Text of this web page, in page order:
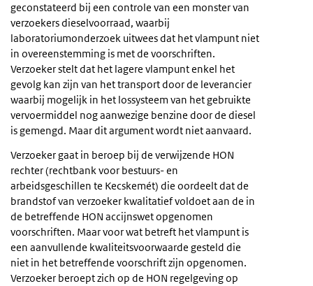
geconstateerd bij een controle van een monster van
verzoekers dieselvoorraad, waarbij
laboratoriumonderzoek uitwees dat het vlampunt niet
in overeenstemming is met de voorschriften.
Verzoeker stelt dat het lagere vlampunt enkel het
gevolg kan zijn van het transport door de leverancier
waarbij mogelijk in het lossysteem van het gebruikte
vervoermiddel nog aanwezige benzine door de diesel
is gemengd. Maar dit argument wordt niet aanvaard.
Verzoeker gaat in beroep bij de verwijzende HON
rechter (rechtbank voor bestuurs- en
arbeidsgeschillen te Kecskemét) die oordeelt dat de
brandstof van verzoeker kwalitatief voldoet aan de in
de betreffende HON accijnswet opgenomen
voorschriften. Maar voor wat betreft het vlampunt is
een aanvullende kwaliteitsvoorwaarde gesteld die
niet in het betreffende voorschrift zijn opgenomen.
Verzoeker beroept zich op de HON regelgeving op